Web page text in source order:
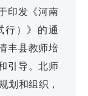
印发《河南
行）》的通
丰县教师培
引导。北师
划和组织，